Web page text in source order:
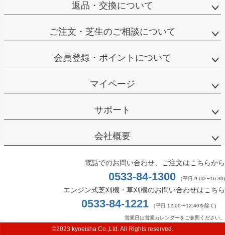
返品・交換について
ご注文・芝生のご相談について
会員登録・ポイントについて
マイページ
サポート
会社概要
電話でのお問い合わせ、ご注文はこちらから
0533-84-1300 （平日 9:00〜16:30)
エンジン式芝刈機・草刈機のお問い合わせはこちら
0533-84-1221 （平日 12:00〜12:40を除く)
営業日は営業カレンダーをご参照ください。
©2023 kyoeisha Co.,Ltd. All Rights reserved.